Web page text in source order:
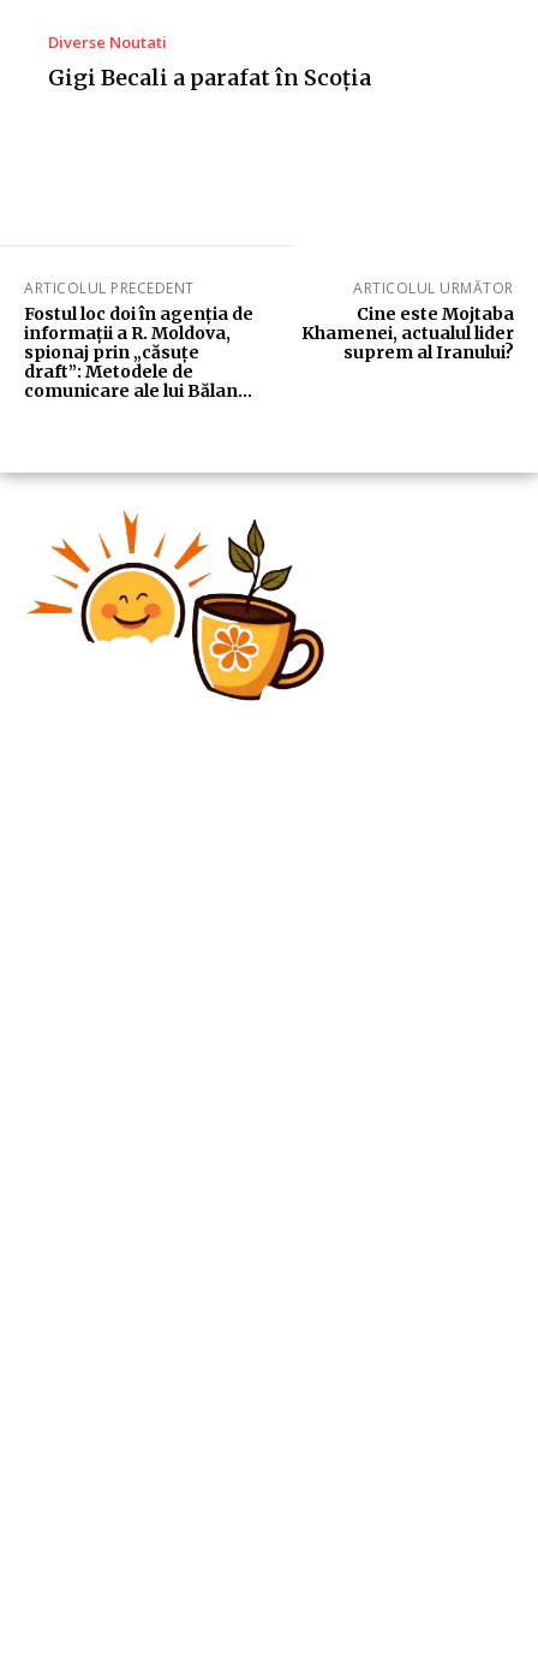
Diverse Noutati
Gigi Becali a parafat în Scoția
ARTICOLUL PRECEDENT
Fostul loc doi în agenția de
informații a R. Moldova,
spionaj prin „căsuțe
draft”: Metodele de
comunicare ale lui Bălan…
ARTICOLUL URMĂTOR
Cine este Mojtaba
Khamenei, actualul lider
suprem al Iranului?